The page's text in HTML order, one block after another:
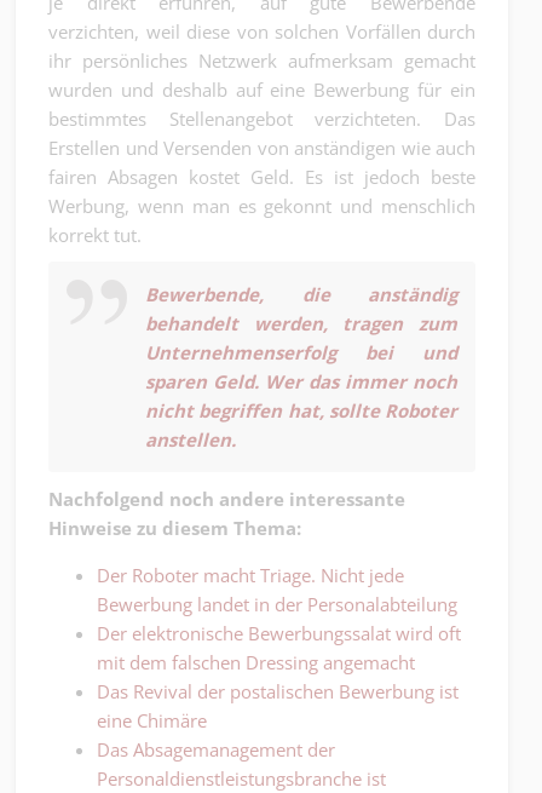
verzichten, weil diese von solchen Vorfällen durch
ihr persönliches Netzwerk aufmerksam gemacht
wurden und deshalb auf eine Bewerbung für ein
bestimmtes Stellenangebot verzichteten. Das
Erstellen und Versenden von anständigen wie auch
fairen Absagen kostet Geld. Es ist jedoch beste
Werbung, wenn man es gekonnt und menschlich
korrekt tut.
Bewerbende, die anständig
behandelt werden, tragen zum
Unternehmenserfolg bei und
sparen Geld. Wer das immer noch
nicht begriffen hat, sollte Roboter
anstellen.
Nachfolgend noch andere interessante
Hinweise zu diesem Thema:
Der Roboter macht Triage. Nicht jede
Bewerbung landet in der Personalabteilung
Der elektronische Bewerbungssalat wird oft
mit dem falschen Dressing angemacht
Das Revival der postalischen Bewerbung ist
eine Chimäre
Das Absagemanagement der
Personaldienstleistungsbranche ist